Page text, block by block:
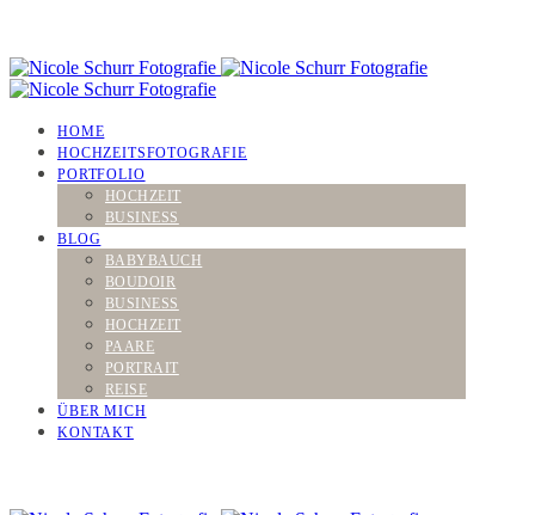
HOME
HOCHZEITSFOTOGRAFIE
PORTFOLIO
HOCHZEIT
BUSINESS
BLOG
BABYBAUCH
BOUDOIR
BUSINESS
HOCHZEIT
PAARE
PORTRAIT
REISE
ÜBER MICH
KONTAKT